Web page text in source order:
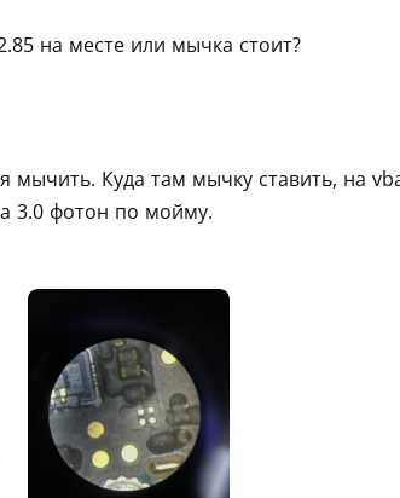
на месте или мычка стоит?
мычить. Куда там мычку ставить, на
3.0 фотон по мойму.